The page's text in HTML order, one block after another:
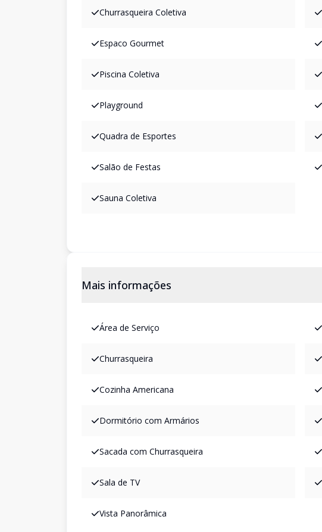
Churrasqueira Coletiva
Espaco Gourmet
Piscina Coletiva
Playground
Quadra de Esportes
Salão de Festas
Sauna Coletiva
Mais informações
Área de Serviço
Churrasqueira
Cozinha Americana
Dormitório com Armários
Sacada com Churrasqueira
Sala de TV
Vista Panorâmica